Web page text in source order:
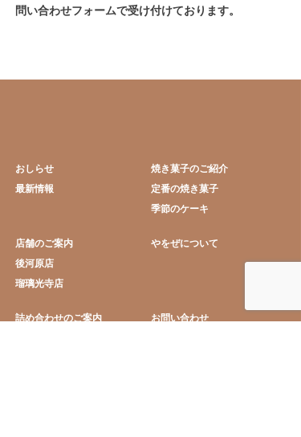
問い合わせフォームで受け付けております。
おしらせ
最新情報
焼き菓子のご紹介
定番の焼き菓子
季節のケーキ
店舗のご案内
後河原店
瑠璃光寺店
やをぜについて
詰め合わせのご案内
お問い合わせ